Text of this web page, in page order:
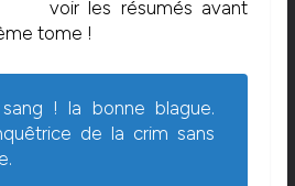
voir les résumés avant
tome !
! la bonne blague.
de la crim sans